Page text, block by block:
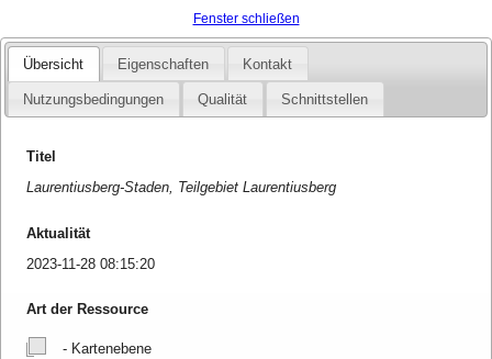
Fenster schließen
Übersicht Eigenschaften Kontakt
Nutzungsbedingungen Qualität Schnittstellen
Titel
Laurentiusberg-Staden, Teilgebiet Laurentiusberg
Aktualität
2023-11-28 08:15:20
Art der Ressource
- Kartenebene